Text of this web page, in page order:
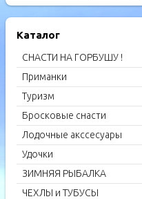
Каталог
СНАСТИ НА ГОРБУШУ !
Приманки
Туризм
Бросковые снасти
Лодочные акссесуары
Удочки
ЗИМНЯЯ РЫБАЛКА
ЧЕХЛЫ и ТУБУСЫ